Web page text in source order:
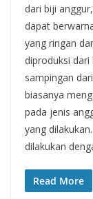
dari biji
dapat
yang ringan
diproduksi
sampingan
biasanya
pada jenis
yang
dilakukan
Read More